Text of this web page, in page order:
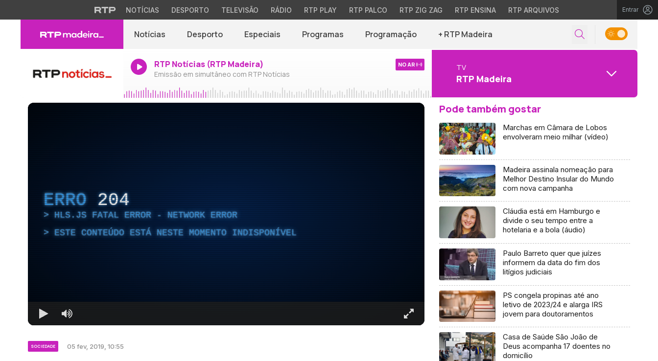
NOTÍCIAS DESPORTO TELEVISÃO RÁDIO RTP PLAY RTP PALCO RTP ZIG ZAG RTP ENSINA RTP ARQUIVOS Entrar
Notícias Desporto Especiais Programas Programação + RTP Madeira
RTP Notícias (RTP Madeira)
Emissão em simultâneo com RTP Notícias
NO AR TV
RTP Madeira
ERRO 204
HLS.JS FATAL ERROR - NETWORK ERROR
ESTE CONTEÚDO ESTÁ NESTE MOMENTO INDISPONÍVEL
SOCIEDADE 05 fev, 2019, 10:55
Pode também gostar
Marchas em Câmara de Lobos
envolveram meio milhar (vídeo)
Madeira assinala nomeação para
Melhor Destino Insular do Mundo
com nova campanha
Cláudia está em Hamburgo e
divide o seu tempo entre a
hotelaria e a bola (áudio)
Paulo Barreto quer que juízes
informem da data do fim dos
litígios judiciais
PS congela propinas até ano
letivo de 2023/24 e alarga IRS
jovem para doutoramentos
Casa de Saúde São João de
Deus acompanha 17 doentes no
domicílio